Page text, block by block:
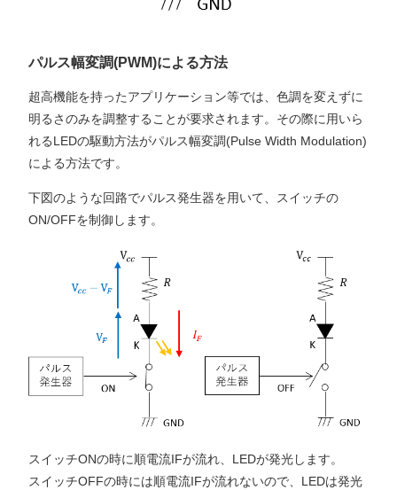
パルス幅変調(PWM)による方法
超高機能を持ったアプリケーション等では、色調を変えずに
明るさのみを調整することが要求されます。その際に用いら
れるLEDの駆動方法がパルス幅変調(Pulse Width Modulation)
による方法です。
下図のような回路でパルス発生器を用いて、スイッチの
ON/OFFを制御します。
スイッチONの時に順電流IFが流れ、LEDが発光します。
スイッチOFFの時には順電流IFが流れないので、LEDは発光